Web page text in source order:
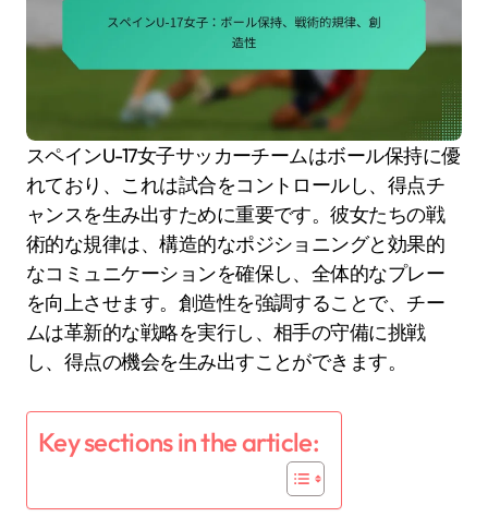
スペインU-17女子サッカーチームはボール保持に優
れており、これは試合をコントロールし、得点チ
ャンスを生み出すために重要です。彼女たちの戦
術的な規律は、構造的なポジショニングと効果的
なコミュニケーションを確保し、全体的なプレー
を向上させます。創造性を強調することで、チー
ムは革新的な戦略を実行し、相手の守備に挑戦
し、得点の機会を生み出すことができます。
Key sections in the article: